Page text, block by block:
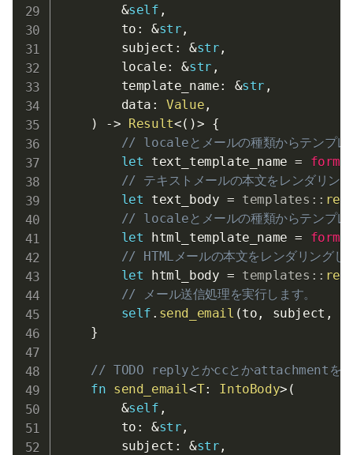
&self ,
        to
: &str ,
        subject
: &str ,
        locale
: &str ,
        template_name
: &str ,
        data
: Value ,
)
-> Result<( )> {
// localeとメールの種類からテンプレ
let text_template_name =
// テキストメールの本文をレンダリン
let text_body = templates ::
// localeとメールの種類からテンプレ
let html_template_name =
// HTMLメールの本文をレンダリングし
let html_body = templates ::
// メール送信処理を実行します。
self . send_email (to , subject ,
}
// TODO replyとかccとかattachmentをつ
fn send_email<T: IntoBody> (
&self ,
        to
: &str ,
        subject
: &str ,